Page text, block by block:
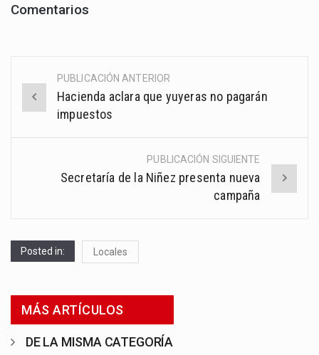
Comentarios
Post
navigation
PUBLICACIÓN ANTERIOR
Hacienda aclara que yuyeras no pagarán
impuestos
PUBLICACIÓN SIGUIENTE
Secretaría de la Niñez presenta nueva
campaña
Posted in: Locales
MÁS ARTÍCULOS
DE LA MISMA CATEGORÍA